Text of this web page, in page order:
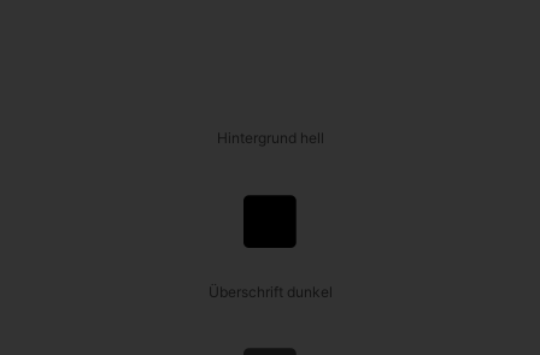
Hintergrund hell
Überschrift dunkel